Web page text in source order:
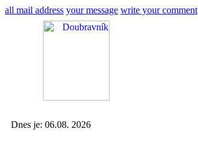
all mail address your message write your comment
Dnes je: 06.08. 2026